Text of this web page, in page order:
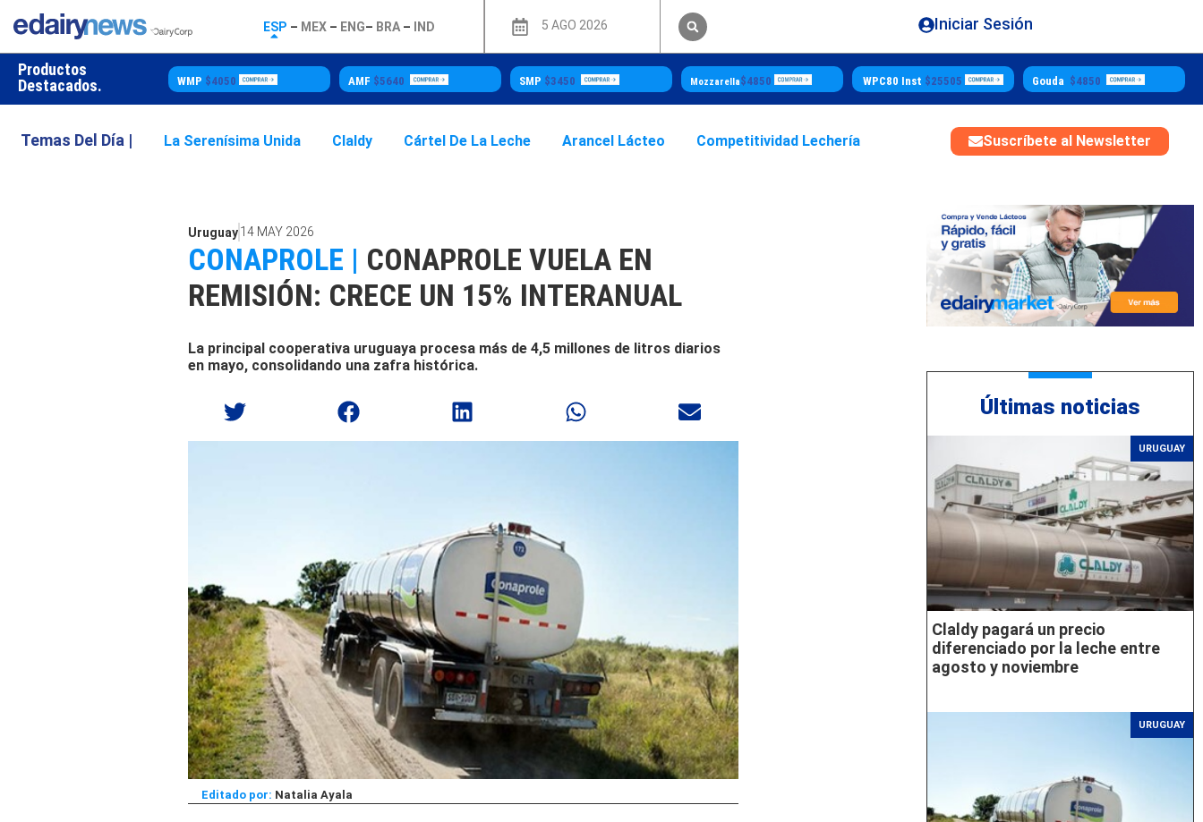
ESP – MEX– ENG– BRA– IND 5 AGO 2026 Iniciar Sesión
Productos
Destacados.
$4050 $5640 $3450 Mozzarella $4850 WPC80 Inst $25505 Gouda $4850 Butter
Temas Del Día | La Serenísima Unida Claldy Cártel De La Leche Arancel Lácteo Competitividad Lechería Suscríbete al Newsletter
Uruguay14 MAY 2026
CONAPROLE | CONAPROLE VUELA EN
REMISIÓN: CRECE UN 15% INTERANUAL
La principal cooperativa uruguaya procesa más de 4,5 millones de litros diarios
en mayo, consolidando una zafra histórica.
Editado por: Natalia Ayala
Últimas noticias
URUGUAY
Claldy pagará un precio
diferenciado por la leche entre
agosto y noviembre
URUGUAY